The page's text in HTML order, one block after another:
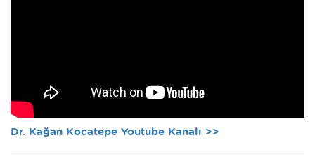
Dr. Kağan Kocatepe Youtube Kanalı >>